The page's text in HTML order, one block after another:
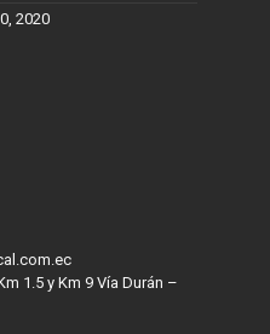
2020
1.5 y Km 9 Vía Durán –